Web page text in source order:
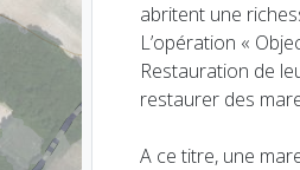
abritent une
L’opération «
Restauration de
restaurer des
A ce titre, une